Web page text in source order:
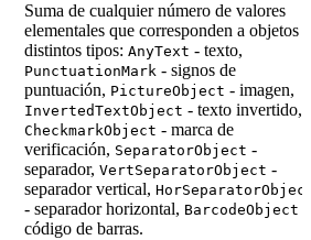
Suma de cualquier número de valores
elementales que corresponden a objetos
distintos tipos: AnyText - texto,
PunctuationMark - signos de
puntuación, PictureObject - imagen,
InvertedTextObject - texto invertido,
CheckmarkObject - marca de
verificación, SeparatorObject -
separador, VertSeparatorObject -
separador vertical,
- separador horizontal, BarcodeObject
código de barras.